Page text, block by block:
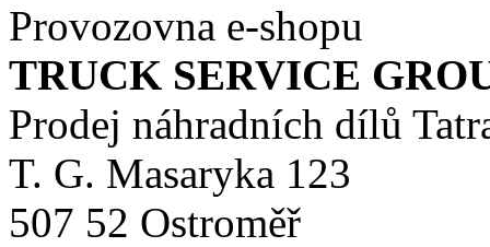
Provozovna e-shopu
TRUCK SERVICE
Prodej náhradních dílů
T. G. Masaryka 123
507 52 Ostroměř